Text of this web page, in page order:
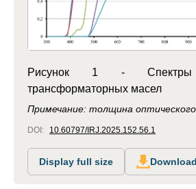
Рисунок 1 - Спектры
трансформаторных масел
Примечание: толщина
DOI: 10.60797/IRJ.2025.152.56.1
Display full size